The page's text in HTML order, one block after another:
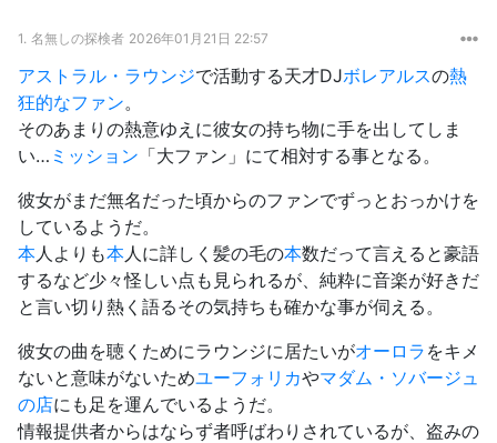
1. 名無しの探検者 2026年01月21日 22:57
アストラル・ラウンジで活動する天才DJボレアルスの熱
狂的なファン。
そのあまりの熱意ゆえに彼女の持ち物に手を出してしま
い… ミッション 「大ファン」にて相対する事となる。
彼女がまだ無名だった頃からのファンでずっとおっかけを
しているようだ。
本人よりも本人に詳しく髪の毛の本数だって言えると豪語
するなど少々怪しい点も見られるが、純粋に音楽が好きだ
と言い切り熱く語るその気持ちも確かな事が伺える。
彼女の曲を聴くためにラウンジに居たいがオーロラ をキメ
ないと意味がないためユーフォリカやマダム・ソバージュ
の店にも足を運んでいるようだ。
情報提供者からはならず者呼ばわりされているが、盗みの